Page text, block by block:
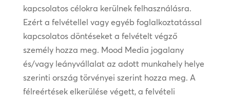
kapcsolatos célokra kerülnek felhasználásra.
Ezért a felvétellel vagy egyéb foglalkoztatással
kapcsolatos döntéseket a felvételt végző
személy hozza meg. Mood Media jogalany
és/vagy leányvállalat az adott munkahely helye
szerinti ország törvényei szerint hozza meg. A
félreértések elkerülése végett, a felvételi